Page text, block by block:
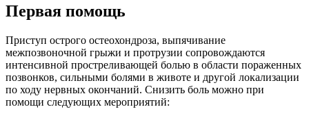
Первая помощь
Приступ острого остеохондроза, выпячивание
межпозвоночной грыжи и протрузии сопровождаются
интенсивной простреливающей болью в области пораженных
позвонков, сильными болями в животе и другой локализации
по ходу нервных окончаний. Снизить боль можно при
помощи следующих мероприятий: